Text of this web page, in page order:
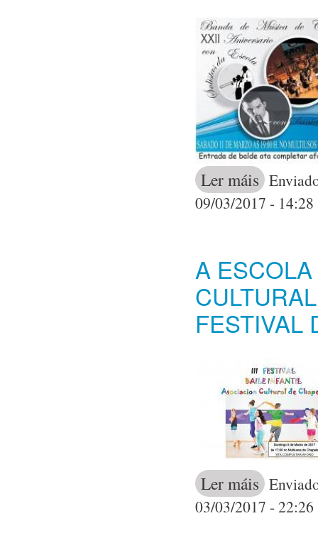
Ler máis acerca de A
09/03/2017 - 14:28
A
FESTIVAL
Ler máis acerca de A
03/03/2017 - 22:26